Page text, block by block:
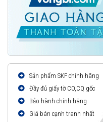
Sản phẩm SKF chính hãng
Đầy đủ giấy tờ CO,CQ gốc
Bảo hành chính hãng
Giá bán cạnh tranh nhất